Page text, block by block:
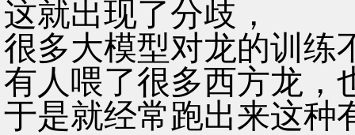
这就出现了分歧，
很多大模型对龙的训练
有人喂了很多西方龙，
于是就经常跑出来这种